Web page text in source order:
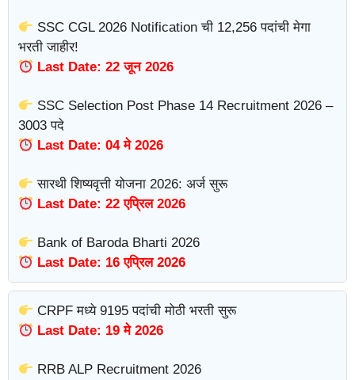
SSC CGL 2026 Notification ची 12,256 पदांची मेगा
भरती जाहीर!
Last Date: 22 जून 2026
SSC Selection Post Phase 14 Recruitment 2026 –
3003 पदे
Last Date: 04 मे 2026
सारथी शिष्यवृत्ती योजना 2026: अर्ज सुरू
Last Date: 22 एप्रिल 2026
Bank of Baroda Bharti 2026
Last Date: 16 एप्रिल 2026
CRPF मध्ये 9195 पदांची मोठी भरती सुरू
Last Date: 19 मे 2026
RRB ALP Recruitment 2026